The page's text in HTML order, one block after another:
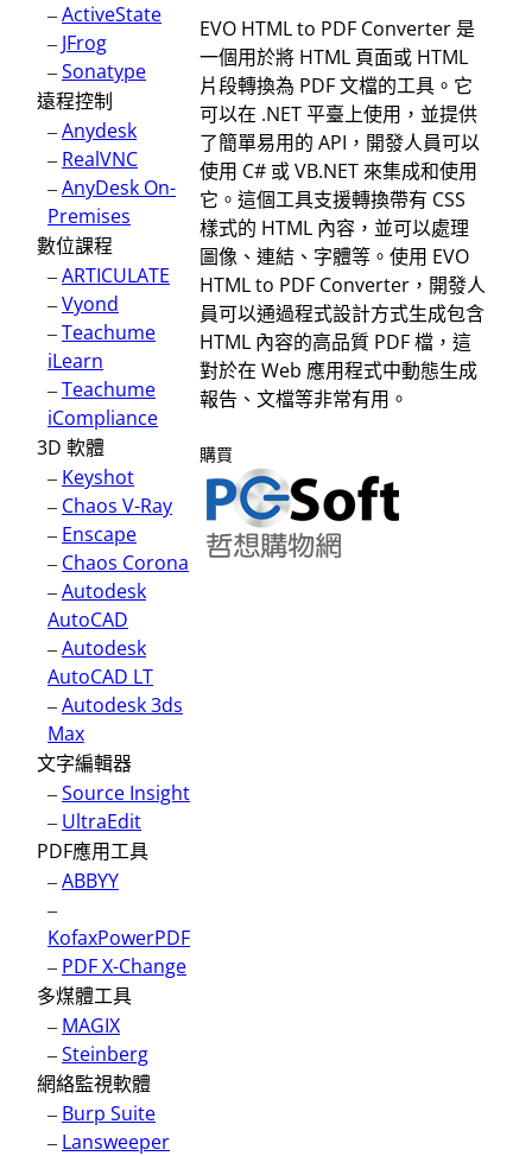
–ActiveState
– JFrog
–Sonatype
遠程控制
–Anydesk
– RealVNC
–AnyDesk On-
Premises
數位課程
–ARTICULATE
–Vyond
–Teachume
iLearn
–Teachume
iCompliance
3D 軟體
– Keyshot
– Chaos V-Ray
– Enscape
– Chaos Corona
–Autodesk
AutoCAD
–Autodesk
AutoCAD LT
–Autodesk 3ds
Max
文字編輯器
–Source Insight
– UltraEdit
PDF應用工具
–ABBYY
–
KofaxPowerPDF
– PDF X-Change
多煤體工具
– MAGIX
–Steinberg
網絡監視軟體
– Burp Suite
– Lansweeper
EVO HTML to PDF Converter 是
一個用於將 HTML 頁面或 HTML
片段轉換為 PDF 文檔的工具。它
可以在 .NET 平臺上使用，並提供
了簡單易用的 API，開發人員可以
使用 C# 或 VB.NET 來集成和使用
它。這個工具支援轉換帶有 CSS
樣式的 HTML 內容，並可以處理
圖像、連結、字體等。使用 EVO
HTML to PDF Converter，開發人
員可以通過程式設計方式生成包含
HTML 內容的高品質 PDF 檔，這
對於在 Web 應用程式中動態生成
報告、文檔等非常有用。
購買